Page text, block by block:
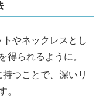
トやネックレスとし
得られるように。
つことで、深いリ
。